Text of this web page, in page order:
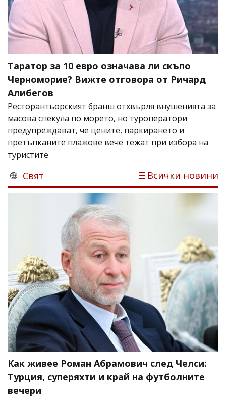
Таратор за 10 евро означава ли скъпо
Черноморие? Вижте отговора от Ричард
Алибегов
Ресторантьорският бранш отхвърля внушенията за
масова спекула по морето, но туроператори
предупреждават, че цените, паркирането и
претъпканите плажове вече тежат при избора на
туристите
Свят Всички новини
Как живее Роман Абрамович след Челси:
Турция, суперяхти и край на футболните
вечери